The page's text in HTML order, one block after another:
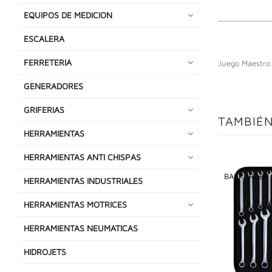
EQUIPOS DE MEDICION
ESCALERA
FERRETERIA
GENERADORES
GRIFERIAS
HERRAMIENTAS
HERRAMIENTAS ANTI CHISPAS
HERRAMIENTAS INDUSTRIALES
HERRAMIENTAS MOTRICES
HERRAMIENTAS NEUMATICAS
HIDROJETS
Juego
BACKORDER